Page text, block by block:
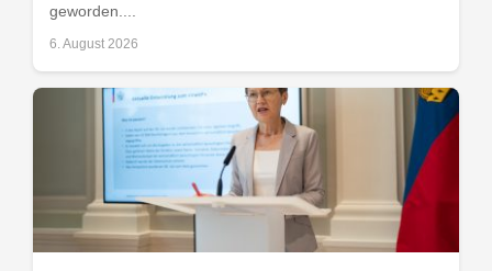
geworden....
6. August 2026